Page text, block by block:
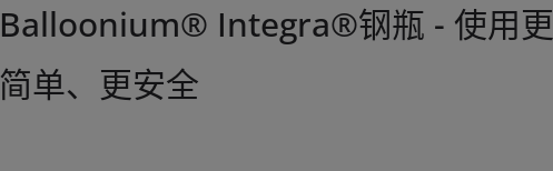
Balloonium® Integra®钢瓶 - 使用更
简单、更安全